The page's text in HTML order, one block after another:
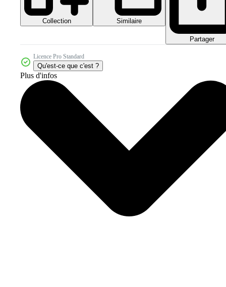
Collection Similaire
Partager
Licence Pro Standard
Qu'est-ce que c'est ?
Plus d'infos